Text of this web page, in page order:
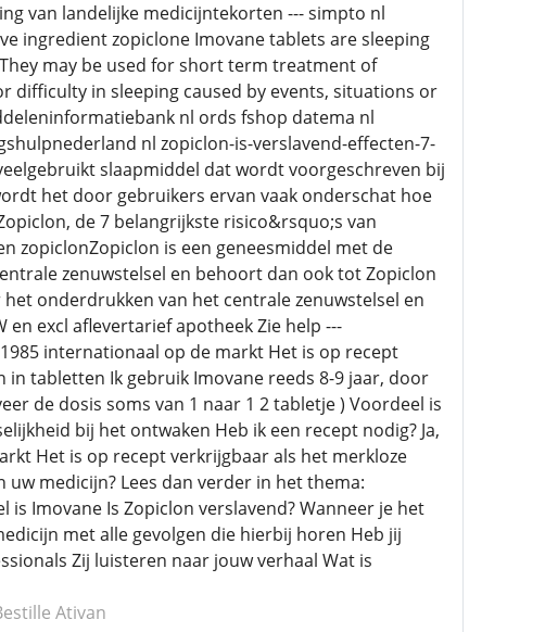
van landelijke medicijntekorten --- simpto nl
ingredient zopiclone Imovane tablets are sleeping
may be used for short term treatment of
difficulty in sleeping caused by events, situations or
nl ords fshop datema nl
nl zopiclon-is-verslavend-effecten-7-
slaapmiddel dat wordt voorgeschreven bij
het door gebruikers ervan vaak onderschat hoe
de 7 belangrijkste risico&rsquo;s van
zopiclonZopiclon is een geneesmiddel met de
zenuwstelsel en behoort dan ook tot Zopiclon
onderdrukken van het centrale zenuwstelsel en
excl aflevertarief apotheek Zie help ---
internationaal op de markt Het is op recept
tabletten Ik gebruik Imovane reeds 8-9 jaar, door
de dosis soms van 1 naar 1 2 tabletje ) Voordeel is
bij het ontwaken Heb ik een recept nodig? Ja,
Het is op recept verkrijgbaar als het merkloze
medicijn? Lees dan verder in het thema:
Imovane Is Zopiclon verslavend? Wanneer je het
met alle gevolgen die hierbij horen Heb jij
Zij luisteren naar jouw verhaal Wat is
Ativan